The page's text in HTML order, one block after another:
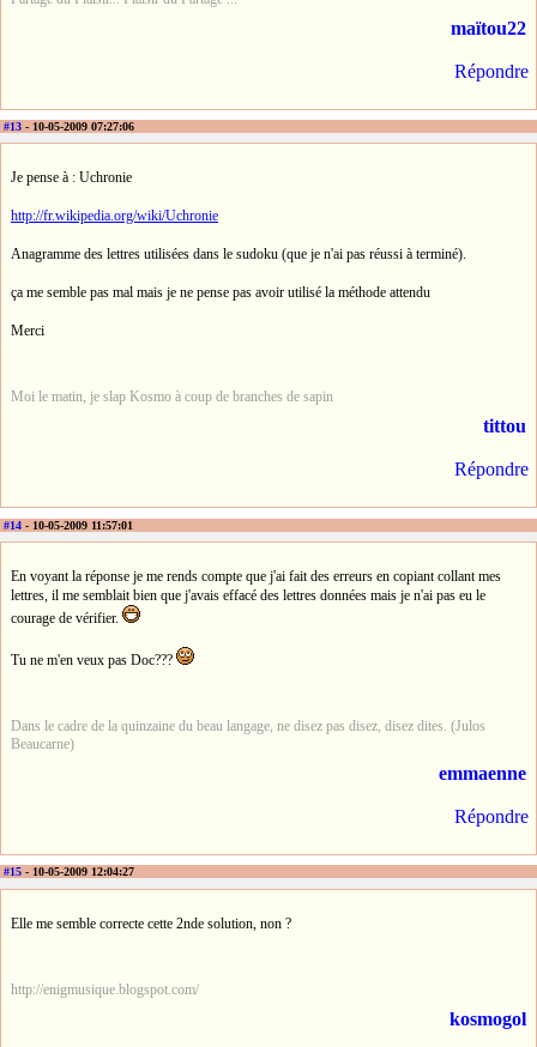
maïtou22
Répondre
#13 - 10-05-2009 07:27:06
Je pense à : Uchronie
http://fr.wikipedia.org/wiki/Uchronie
Anagramme des lettres utilisées dans le sudoku (que je n'ai pas réussi à terminé).
ça me semble pas mal mais je ne pense pas avoir utilisé la méthode attendu
Merci
Moi le matin, je slap Kosmo à coup de branches de sapin
tittou
Répondre
#14 - 10-05-2009 11:57:01
En voyant la réponse je me rends compte que j'ai fait des erreurs en copiant collant mes
lettres, il me semblait bien que j'avais effacé des lettres données mais je n'ai pas eu le
courage de vérifier.
Tu ne m'en veux pas Doc???
Dans le cadre de la quinzaine du beau langage, ne disez pas disez, disez dites. (Julos
Beaucarne)
emmaenne
Répondre
#15 - 10-05-2009 12:04:27
Elle me semble correcte cette 2nde solution, non ?
http://enigmusique.blogspot.com/
kosmogol